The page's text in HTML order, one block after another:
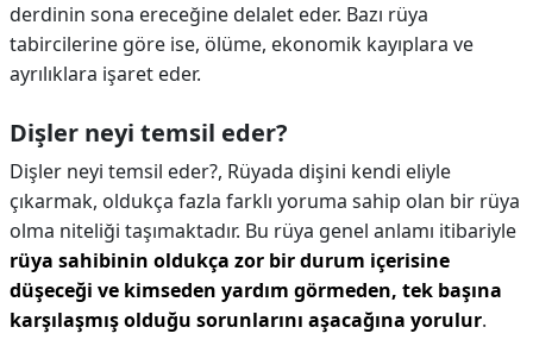
derdinin sona ereceğine delalet eder. Bazı rüya
tabircilerine göre ise, ölüme, ekonomik kayıplara ve
ayrılıklara işaret eder.
Dişler neyi temsil eder?
Dişler neyi temsil eder?, Rüyada dişini kendi eliyle
çıkarmak, oldukça fazla farklı yoruma sahip olan bir rüya
olma niteliği taşımaktadır. Bu rüya genel anlamı itibariyle
rüya sahibinin oldukça zor bir durum içerisine
düşeceği ve kimseden yardım görmeden, tek başına
karşılaşmış olduğu sorunlarını aşacağına yorulur.